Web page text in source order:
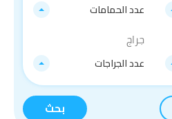
عدد الحمامات
جراج
عدد الجراجات
بحث